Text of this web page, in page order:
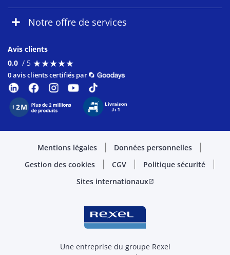
Notre offre de services
Avis clients
0.0 / 5 ★★★★★
★★★★★
0 avis clients certifiés par
Mentions légales
Données personnelles
Gestion des cookies
CGV
Politique sécurité
Sites internationauxopen_in_new
Une entreprise du groupe Rexel